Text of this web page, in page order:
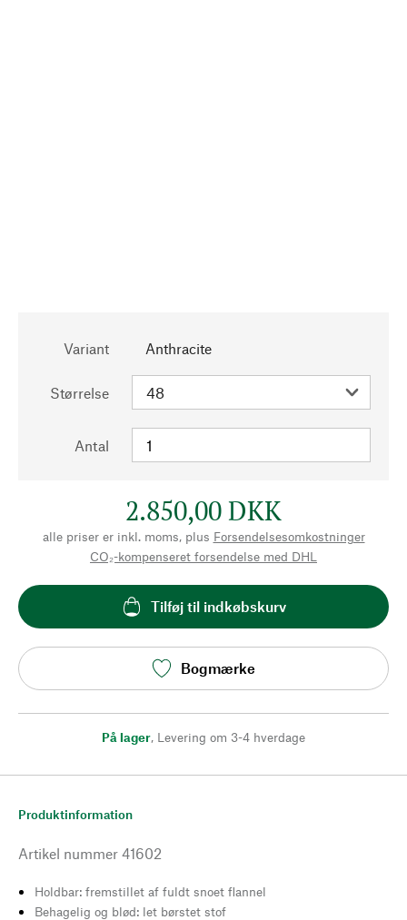
Variant Anthracite
Størrelse
Antal
2.850,00 DKK
alle priser er inkl. moms, plus Forsendelsesomkostninger
CO₂-kompenseret forsendelse med DHL
Tilføj til indkøbskurv
Bogmærke
På lager, Levering om 3-4 hverdage
Produktinformation
Artikel nummer 41602
Holdbar: fremstillet af fuldt snoet flannel
Behagelig og blød: let børstet stof